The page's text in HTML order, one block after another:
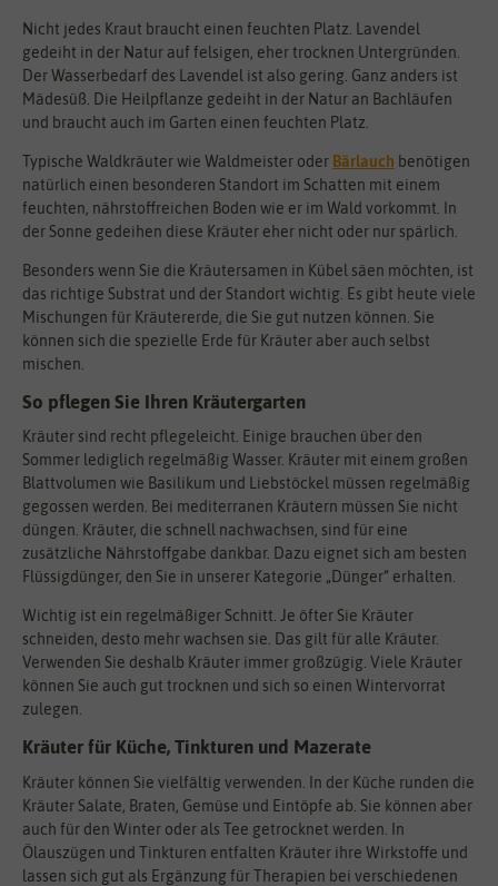
Nicht jedes Kraut braucht einen feuchten Platz. Lavendel
gedeiht in der Natur auf felsigen, eher trocknen Untergründen.
Der Wasserbedarf des Lavendel ist also gering. Ganz anders ist
Mädesüß. Die Heilpflanze gedeiht in der Natur an Bachläufen
und braucht auch im Garten einen feuchten Platz.
Typische Waldkräuter wie Waldmeister oder Bärlauch benötigen
natürlich einen besonderen Standort im Schatten mit einem
feuchten, nährstoffreichen Boden wie er im Wald vorkommt. In
der Sonne gedeihen diese Kräuter eher nicht oder nur spärlich.
Besonders wenn Sie die Kräutersamen in Kübel säen möchten, ist
das richtige Substrat und der Standort wichtig. Es gibt heute viele
Mischungen für Kräutererde, die Sie gut nutzen können. Sie
können sich die spezielle Erde für Kräuter aber auch selbst
mischen.
So pflegen Sie Ihren Kräutergarten
Kräuter sind recht pflegeleicht. Einige brauchen über den
Sommer lediglich regelmäßig Wasser. Kräuter mit einem großen
Blattvolumen wie Basilikum und Liebstöckel müssen regelmäßig
gegossen werden. Bei mediterranen Kräutern müssen Sie nicht
düngen. Kräuter, die schnell nachwachsen, sind für eine
zusätzliche Nährstoffgabe dankbar. Dazu eignet sich am besten
Flüssigdünger, den Sie in unserer Kategorie „Dünger“ erhalten.
Wichtig ist ein regelmäßiger Schnitt. Je öfter Sie Kräuter
schneiden, desto mehr wachsen sie. Das gilt für alle Kräuter.
Verwenden Sie deshalb Kräuter immer großzügig. Viele Kräuter
können Sie auch gut trocknen und sich so einen Wintervorrat
zulegen.
Kräuter für Küche, Tinkturen und Mazerate
Kräuter können Sie vielfältig verwenden. In der Küche runden die
Kräuter Salate, Braten, Gemüse und Eintöpfe ab. Sie können aber
auch für den Winter oder als Tee getrocknet werden. In
Ölauszügen und Tinkturen entfalten Kräuter ihre Wirkstoffe und
lassen sich gut als Ergänzung für Therapien bei verschiedenen